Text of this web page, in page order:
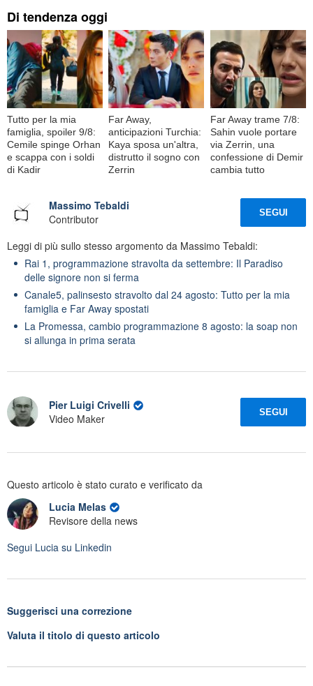
Di tendenza oggi
Tutto per la mia
famiglia, spoiler 9/8:
Cemile spinge Orhan
e scappa con i soldi
di Kadir
Far Away,
anticipazioni Turchia:
Kaya sposa un'altra,
distrutto il sogno con
Zerrin
Far Away trame 7/8:
Sahin vuole portare
via Zerrin, una
confessione di Demir
cambia tutto
Massimo Tebaldi
Contributor
SEGUI
Leggi di più sullo stesso argomento da Massimo Tebaldi:
Rai 1, programmazione stravolta da settembre: Il Paradiso
delle signore non si ferma
Canale5, palinsesto stravolto dal 24 agosto: Tutto per la mia
famiglia e Far Away spostati
La Promessa, cambio programmazione 8 agosto: la soap non
si allunga in prima serata
Pier Luigi Crivelli
Video Maker
SEGUI
Questo articolo è stato curato e verificato da
Lucia Melas
Revisore della news
Segui Lucia su Linkedin
Suggerisci una correzione
Valuta il titolo di questo articolo